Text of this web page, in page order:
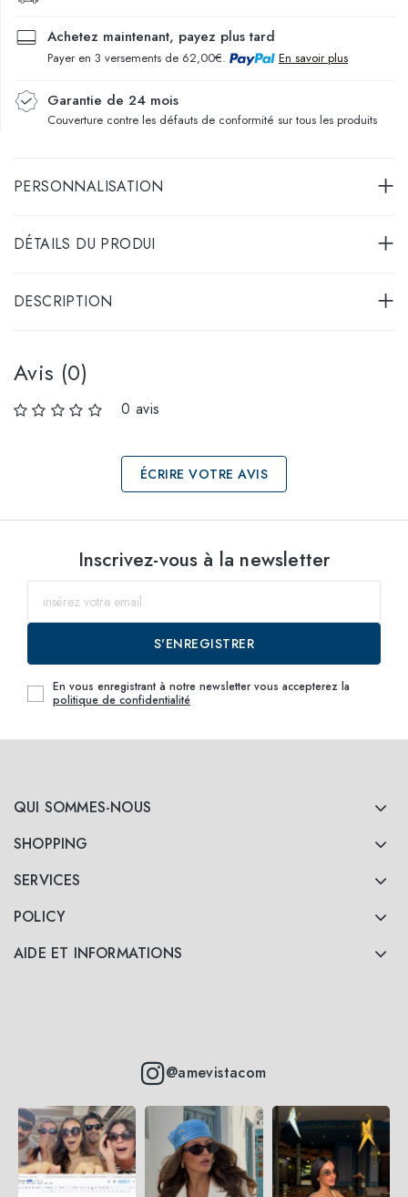
Achetez maintenant, payez plus tard
Payer en 3 versements de 62,00€. En savoir plus
Garantie de 24 mois
Couverture contre les défauts de conformité sur tous les produits
PERSONNALISATION
DÉTAILS DU PRODUI
DESCRIPTION
Avis (0)
0 avis
ÉCRIRE VOTRE AVIS
Sélectionnez les
QUI SOMMES-NOUS
SHOPPING
SERVICES
POLICY
AIDE ET INFORMATIONS
@amevistacom
Inscrivez-vous à la newsletter
S'ENREGISTRER
En vous enregistrant à notre newsletter vous accepterez la
politique de confidentialité